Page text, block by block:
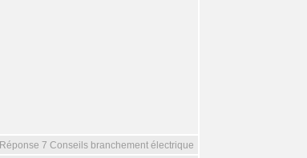
Réponse 7 Conseils branchement électrique